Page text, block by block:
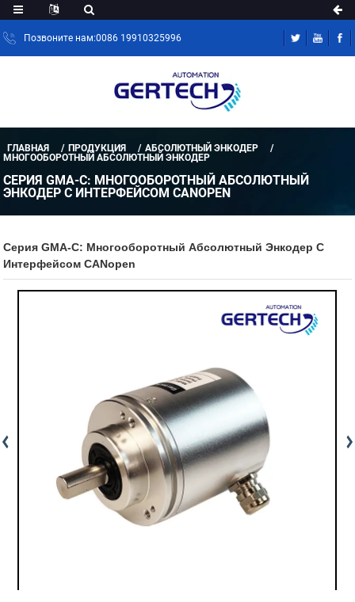
Позвоните нам:0086 19910325996
ГЛАВНАЯ ПРОДУКЦИЯ
АБСОЛЮТНЫЙ ЭНКОДЕР
МНОГООБОРОТНЫЙ АБСОЛЮТНЫЙ ЭНКОДЕР
СЕРИЯ GMA-C: МНОГООБОРОТНЫЙ АБСОЛЮТНЫЙ
ЭНКОДЕР С ИНТЕРФЕЙСОМ CANOPEN
Серия GMA-C: Многооборотный Абсолютный Энкодер С
Интерфейсом CANopen